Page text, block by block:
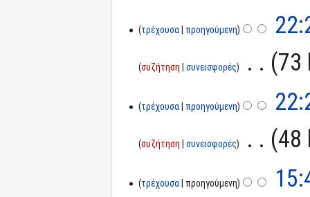
τρέχουσα προηγούμενη
συζήτηση συνεισφορές 73
τρέχουσα προηγούμενη
συζήτηση συνεισφορές 48
τρέχουσα προηγούμενη